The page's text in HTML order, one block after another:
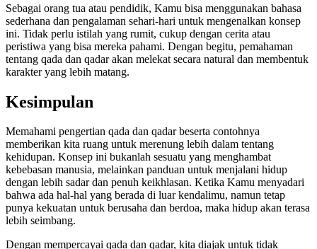
Sebagai orang tua atau pendidik, Kamu bisa menggunakan bahasa
sederhana dan pengalaman sehari-hari untuk mengenalkan konsep
ini. Tidak perlu istilah yang rumit, cukup dengan cerita atau
peristiwa yang bisa mereka pahami. Dengan begitu, pemahaman
tentang qada dan qadar akan melekat secara natural dan membentuk
karakter yang lebih matang.
Kesimpulan
Memahami pengertian qada dan qadar beserta contohnya
memberikan kita ruang untuk merenung lebih dalam tentang
kehidupan. Konsep ini bukanlah sesuatu yang menghambat
kebebasan manusia, melainkan panduan untuk menjalani hidup
dengan lebih sadar dan penuh keikhlasan. Ketika Kamu menyadari
bahwa ada hal-hal yang berada di luar kendalimu, namun tetap
punya kekuatan untuk berusaha dan berdoa, maka hidup akan terasa
lebih seimbang.
Dengan mempercayai qada dan qadar, kita diajak untuk tidak